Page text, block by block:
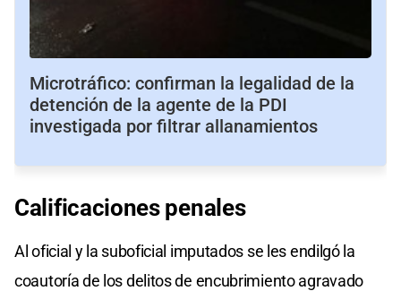
Microtráfico: confirman la legalidad de la
detención de la agente de la PDI
investigada por filtrar allanamientos
Calificaciones penales
Al oficial y la suboficial imputados se les endilgó la
coautoría de los delitos de encubrimiento agravado